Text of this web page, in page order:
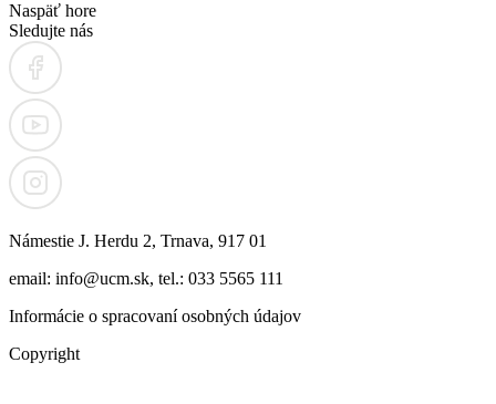
Naspäť hore
Sledujte nás
Námestie J. Herdu 2, Trnava, 917 01
email: info@ucm.sk, tel.: 033 5565 111
Informácie o spracovaní osobných údajov
Copyright